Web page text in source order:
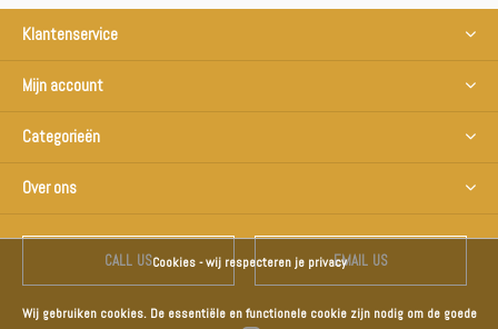
Klantenservice
Mijn account
Categorieën
Over ons
CALL US EMAIL US
Cookies - wij respecteren je privacy
Wij gebruiken cookies. De essentiële en functionele cookie zijn nodig om de goede